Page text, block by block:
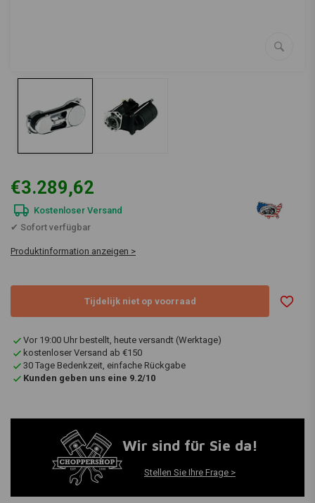
€3.289,62
Kostenloser Versand
✔ Sofort verfügbar
Produktinformation anzeigen >
Tijdelijk niet op voorraad
Vor 19:00 Uhr bestellt, heute versandt (Werktage)
kostenloser Versand ab €150
30 Tage Bedenkzeit, einfache Rückgabe
Kunden geben uns eine 9.2/10
Wir sind für Sie da!
Stellen Sie Ihre Frage >